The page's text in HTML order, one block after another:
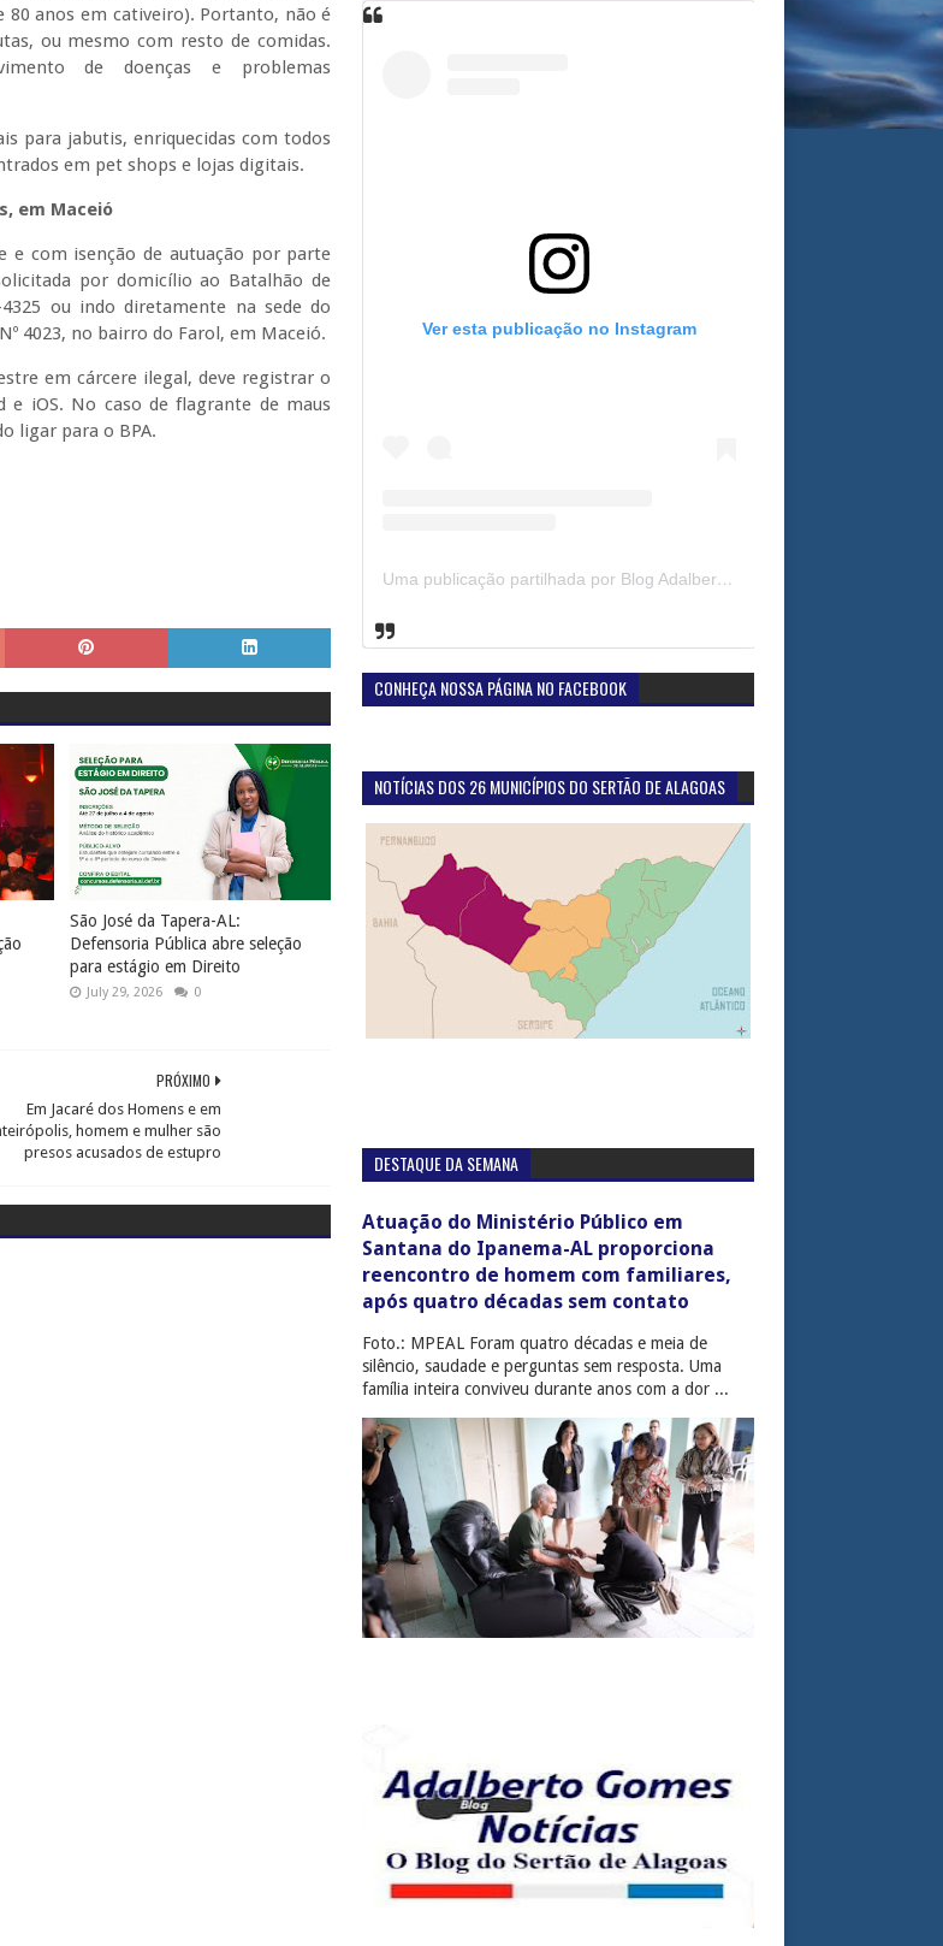
80 anos em cativeiro). Portanto, não é
ou mesmo com resto de comidas.
de doenças e problemas
para jabutis, enriquecidas com todos
em pet shops e lojas digitais.
em Maceió
e com isenção de autuação por parte
por domicílio ao Batalhão de
ou indo diretamente na sede do
4023, no bairro do Farol, em Maceió.
em cárcere ilegal, deve registrar o
e iOS. No caso de flagrante de maus
ligar para o BPA.
São José da Tapera-AL:
Defensoria Pública abre seleção
para estágio em Direito
July 29, 2026 0
PRÓXIMO
Em Jacaré dos Homens e em
homem e mulher são
presos acusados de estupro
Ver esta publicação no Instagram
Uma publicação partilhada por Blog Adalberto Gomes Noticias (@blogadalbertogomesnoticiass)
CONHEÇA NOSSA PÁGINA NO FACEBOOK
NOTÍCIAS DOS 26 MUNICÍPIOS DO SERTÃO DE ALAGOAS
DESTAQUE DA SEMANA
Atuação do Ministério Público em
Santana do Ipanema-AL proporciona
reencontro de homem com familiares,
após quatro décadas sem contato
Foto.: MPEAL Foram quatro décadas e meia de
silêncio, saudade e perguntas sem resposta. Uma
família inteira conviveu durante anos com a dor ...